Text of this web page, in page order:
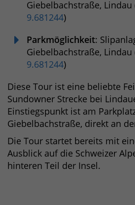
Giebelbachstraße, Lindau
9.681244)
Parkmöglichkeit:
Giebelbachstraße, Lindau
9.681244)
Diese Tour ist eine beliebte
Sundowner Strecke bei
Einstiegspunkt ist am
Giebelbachstraße, direkt an
Die Tour startet bereits mit
Ausblick auf die Schweizer
hinteren Teil der Insel.